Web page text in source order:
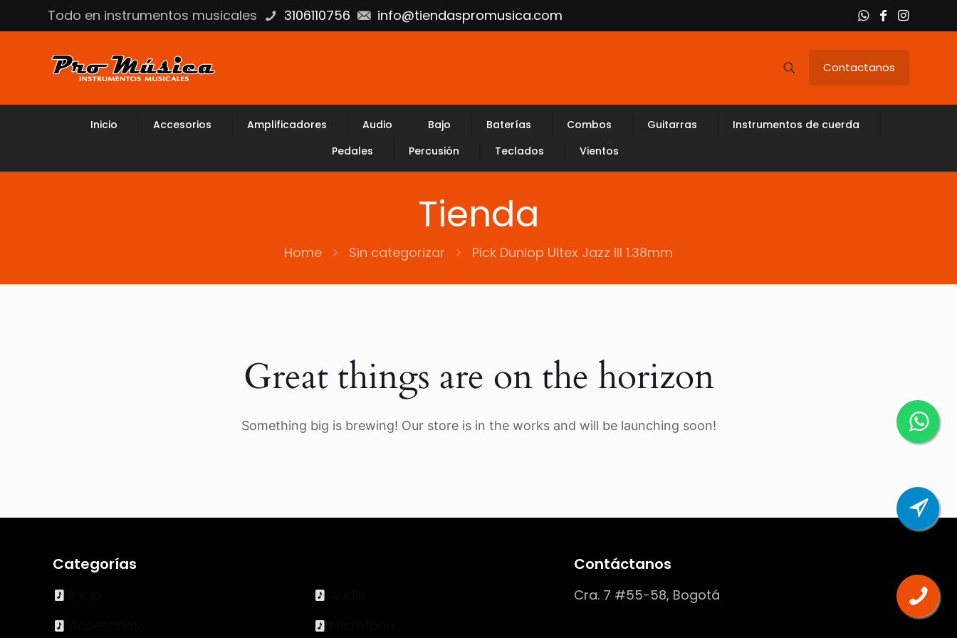
Todo en instrumentos musicales 3106110756 info@tiendaspromusica.com
Contactanos
Inicio Accesorios Amplificadores Audio Bajo Baterías Combos Guitarras
Instrumentos de cuerda
Pedales
Percusión Teclados Vientos
Tienda
Home Sin categorizar Pick Dunlop Ultex Jazz lll 1.38mm
Great things are on the horizon
Something big is brewing! Our store is in the works and will be launching soon!
Categorías Contáctanos
Cra. 7 #55-58, Bogotá